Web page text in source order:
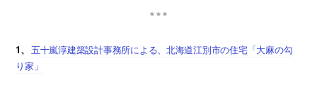
1、 五十嵐淳建築設計事務所による、北海道江別市の住宅「大麻の勾
り家」